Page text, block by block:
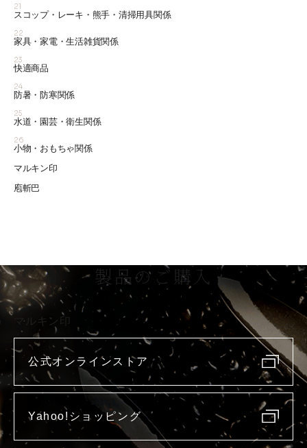
21
スコップ・レーキ・熊手・清掃用具関係
22
家具・家電・生活雑貨関係
23
快適商品
24
防暑・防寒関係
25
水道・園芸・衛生関係
26
小物・おもちゃ関係
マルキン印
庖斬巴
製品のご購入
マルキン印
公式オンラインストア
Yahoo!ショッピング